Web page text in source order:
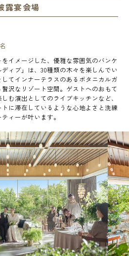
露宴会場
イメージした、優雅な雰囲気のバンケ
ィブ」は、30種類の木々を楽しんでい
てインナーテラスのあるボタニカルガ
沢なリゾート空間。ゲストへのおもて
む演出としてのライブキッチンなど、
に滞在しているような心地よさと洗練
ィーが叶います。